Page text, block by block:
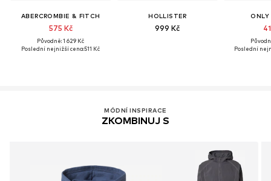
ABERCROMBIE & FITCH
575 Kč
Původně: 1 629 Kč
Poslední nejnižší cena:511 Kč
HOLLISTER
999 Kč
Poslední
MÓDNÍ INSPIRACE
ZKOMBINUJ S